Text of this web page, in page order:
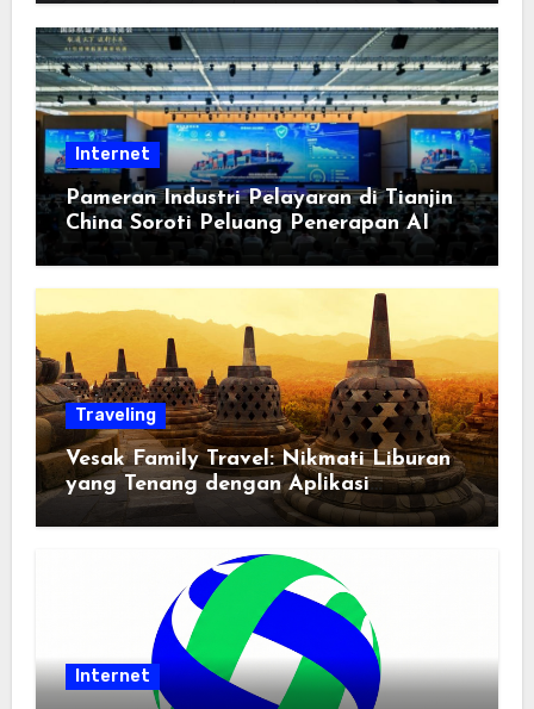
Internet
Pameran Industri Pelayaran di Tianjin
China Soroti Peluang Penerapan AI
Traveling
Vesak Family Travel: Nikmati Liburan
yang Tenang dengan Aplikasi
Pemindai PDF
Internet